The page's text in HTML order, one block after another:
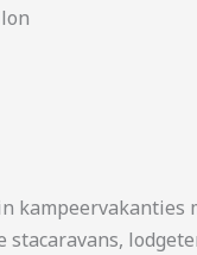
stacaravans,